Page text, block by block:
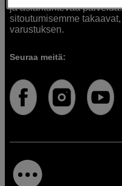
ja asiantuntevaa
sitoutumisemme
varustuksen.
Seuraa meitä: